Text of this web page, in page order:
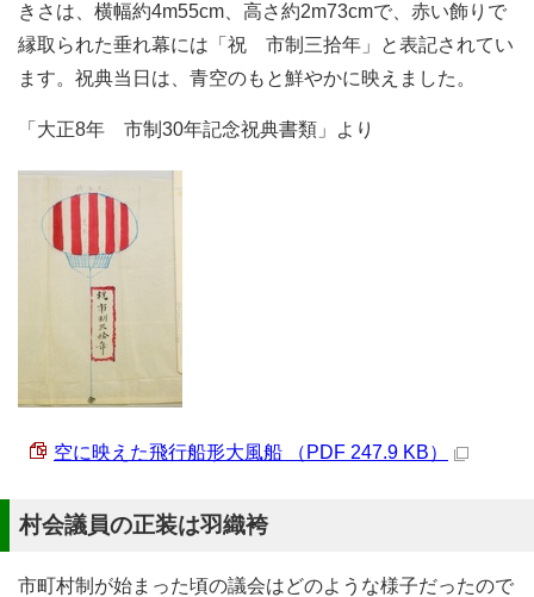
きさは、横幅約4m55cm、高さ約2m73cmで、赤い飾りで
縁取られた垂れ幕には「祝 市制三拾年」と表記されてい
ます。祝典当日は、青空のもと鮮やかに映えました。
「大正8年 市制30年記念祝典書類」より
空に映えた飛行船形大風船 （PDF 247.9 KB）
村会議員の正装は羽織袴
市町村制が始まった頃の議会はどのような様子だったので